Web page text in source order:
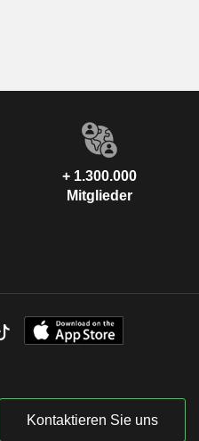
+ 1.300.000
Mitglieder
Kontaktieren Sie uns